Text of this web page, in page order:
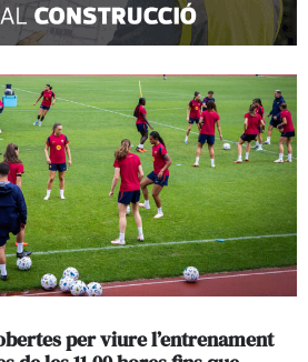
per viure l’entrenament